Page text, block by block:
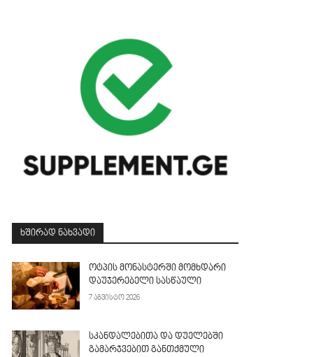
ᲮᲨᲘᲠᲐᲓ ᲜᲐᲮᲕᲐᲓᲘ
ოტპის მონასტერში მომხდარი
დაუჯერებელი სასწაული
7 აგვისტო 2026
სკანდალებითა და დუელებში
გამარჯვებით განთქმული